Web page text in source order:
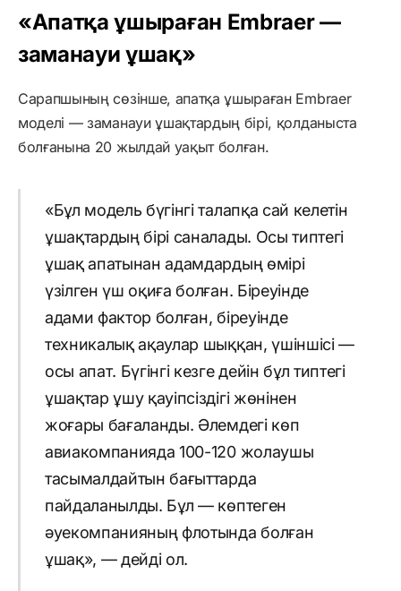
«Апатқа ұшыраған Embraer —
заманауи ұшақ»
Сарапшының сөзінше, апатқа ұшыраған Embraer
моделі — заманауи ұшақтардың бірі, қолданыста
болғанына 20 жылдай уақыт болған.
«Бұл модель бүгінгі талапқа сай келетін
ұшақтардың бірі саналады. Осы типтегі
ұшақ апатынан адамдардың өмірі
үзілген үш оқиға болған. Біреуінде
адами фактор болған, біреуінде
техникалық ақаулар шыққан, үшіншісі —
осы апат. Бүгінгі кезге дейін бұл типтегі
ұшақтар ұшу қауіпсіздігі жөнінен
жоғары бағаланды. Әлемдегі көп
авиакомпанияда 100-120 жолаушы
тасымалдайтын бағыттарда
пайдаланылды. Бұл — көптеген
әуекомпанияның флотында болған
ұшақ», — дейді ол.